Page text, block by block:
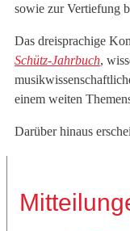
sowie zur Vertiefung
Das dreisprachige
Schütz-Jahrbuch,
einem weiten
Darüber hinaus